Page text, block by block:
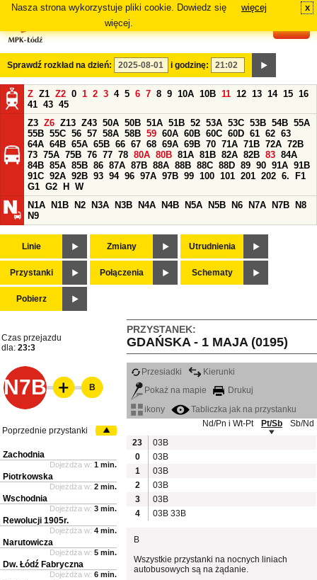
Nasza strona wykorzystuje pliki cookie. Dowiedz się
więcej.
więcej x
Sprawdź rozkład na dzień: i godzinę:
Z Z1 Z2 0 1 2 3 4 5 6 7 8 9 10A 10B 11 12 13 14 15 16
41 43 45
Z3 Z6 Z13 Z43 50A 50B 51A 51B 52 53A 53C 53B 54B 55A
55B 55C 56 57 58A 58B 59 60A 60B 60C 60D 61 62 63
64A 64B 65A 65B 66 67 68 69A 69B 70 71A 71B 72A 72B
73 75A 75B 76 77 78 80A 80B 81A 81B 82A 82B 83 84A
84B 85A 85B 86 87A 87B 88A 88B 88C 88D 89 90 91A 91B
91C 92A 92B 93 94 96 97A 97B 99 100 101 201 202 6.
F1
G1 G2 H
W
N1A
N1B N2 N3A N3B N4A N4B N5A N5B N6 N7A N7B
N8
N9
Linie Zmiany Utrudnienia
Przystanki Połączenia Schematy
Pobierz
PRZYSTANEK:
GDAŃSKA - 1 MAJA (0195)
Czas przejazdu
dla: 23:3
N7B
Przesiadki
Kierunki
Pokaż na mapie
Drukuj
ikony
Tabliczka jak na przystanku
Nd/Pn i Wt-Pt
Pt/Sb
Sb/Nd
23
03B
0
03B
1
03B
2
03B
3
03B
4
03B 33B
B
Wszystkie przystanki na nocnych liniach
autobusowych są na żądanie.
B
Poprzednie przystanki
Zachodnia
Dojeżdża w: 1 min.
Piotrkowska
Dojeżdża w: 2 min.
Wschodnia
Dojeżdża w: 3 min.
Rewolucji 1905r.
Dojeżdża w: 4 min.
Narutowicza
Dojeżdża w: 5 min.
Dw. Łódź Fabryczna
Dojeżdża w: 6 min.